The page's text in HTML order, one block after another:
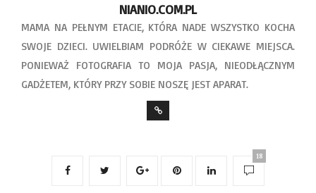
NIANIO.COM.PL
MAMA NA PEŁNYM ETACIE, KTÓRA NADE WSZYSTKO KOCHA
SWOJE DZIECI. UWIELBIAM PODRÓŻE W CIEKAWE MIEJSCA.
PONIEWAŻ FOTOGRAFIA TO MOJA PASJA, NIEODŁĄCZNYM
GADŻETEM, KTÓRY PRZY SOBIE NOSZĘ JEST APARAT.
18